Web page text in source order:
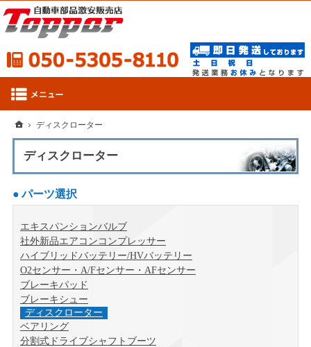
ディスクローター
パーツ選択
エキスパンションバルブ
社外新品エアコンコンプレッサー
ハイブリッドバッテリー/HVバッテリー
O2センサー・A/Fセンサー・AFセンサー
ブレーキパッド
ブレーキシュー
ディスクローター
ベアリング
分割式ドライブシャフトブーツ
050-
ディスクローター